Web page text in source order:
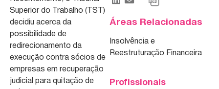
Superior do Trabalho (TST)
decidiu acerca da
possibilidade de
redirecionamento da
execução contra sócios de
empresas em recuperação
judicial para quitação de
Áreas Relacionadas
Insolvência e
Reestruturação Financeira
Profissionais